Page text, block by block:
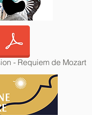
- Requiem de Mozart